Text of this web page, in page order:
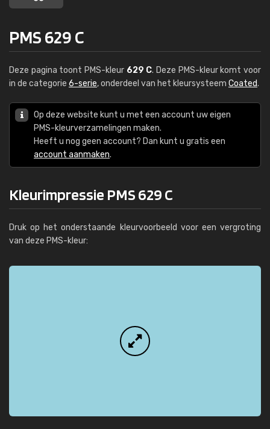
PMS 629 C
Deze pagina toont PMS-kleur 629 C. Deze PMS-kleur komt voor
in de categorie 6-serie, onderdeel van het kleursysteem Coated.
Op deze website kunt u met een account uw eigen
PMS-kleurverzamelingen maken.
Heeft u nog geen account? Dan kunt u gratis een
account aanmaken.
Kleurimpressie PMS 629 C
Druk op het onderstaande kleurvoorbeeld voor een vergroting
van deze PMS-kleur: